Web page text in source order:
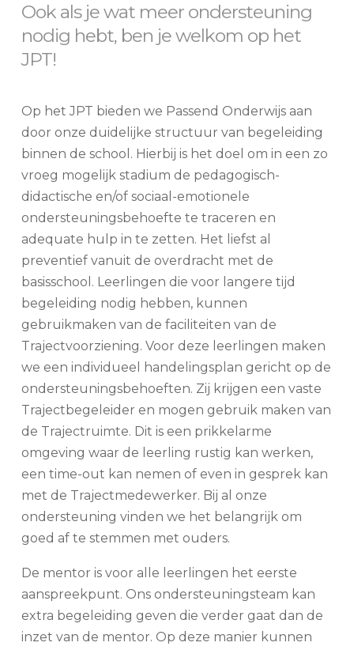
Ook als je wat meer ondersteuning
nodig hebt, ben je welkom op het
JPT!
Op het JPT bieden we Passend Onderwijs aan
door onze duidelijke structuur van begeleiding
binnen de school. Hierbij is het doel om in een zo
vroeg mogelijk stadium de pedagogisch-
didactische en/of sociaal-emotionele
ondersteuningsbehoefte te traceren en
adequate hulp in te zetten. Het liefst al
preventief vanuit de overdracht met de
basisschool. Leerlingen die voor langere tijd
begeleiding nodig hebben, kunnen
gebruikmaken van de faciliteiten van de
Trajectvoorziening. Voor deze leerlingen maken
we een individueel handelingsplan gericht op de
ondersteuningsbehoeften. Zij krijgen een vaste
Trajectbegeleider en mogen gebruik maken van
de Trajectruimte. Dit is een prikkelarme
omgeving waar de leerling rustig kan werken,
een time-out kan nemen of even in gesprek kan
met de Trajectmedewerker. Bij al onze
ondersteuning vinden we het belangrijk om
goed af te stemmen met ouders.
De mentor is voor alle leerlingen het eerste
aanspreekpunt. Ons ondersteuningsteam kan
extra begeleiding geven die verder gaat dan de
inzet van de mentor. Op deze manier kunnen